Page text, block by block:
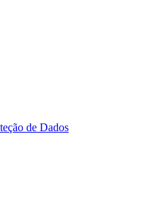
de Dados